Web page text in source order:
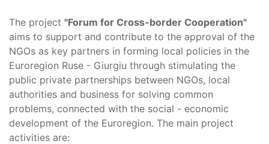
The project "Forum for Cross-border Cooperation"
aims to support and contribute to the approval of the
NGOs as key partners in forming local policies in the
Euroregion Ruse - Giurgiu through stimulating the
public private partnerships between NGOs, local
authorities and business for solving common
problems, connected with the social - economic
development of the Euroregion. The main project
activities are: